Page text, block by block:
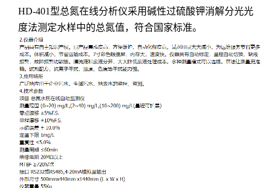
HD-401 型总氮在线分析仪采用碱性过硫酸钾消解分光光
度法测定水样中的总氮值，符合国家标准。